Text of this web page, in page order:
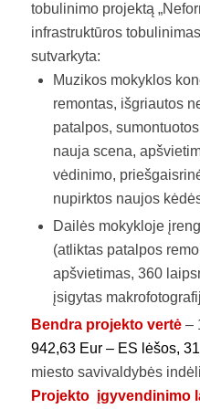
tobulinimo projektą
infrastruktūros
sutvarkyta:
Muzikos mokyklos
remontas, išgriautos
patalpos,
nauja scena,
vėdinimo,
nupirktos naujos
Dailės mokykloje
(atliktas patalpos
apšvietimas, 360
įsigytas
Bendra projekto vertė–
942,63 Eur – ES lėšos,
miesto savivaldybės
Projekto įgyvendinimo